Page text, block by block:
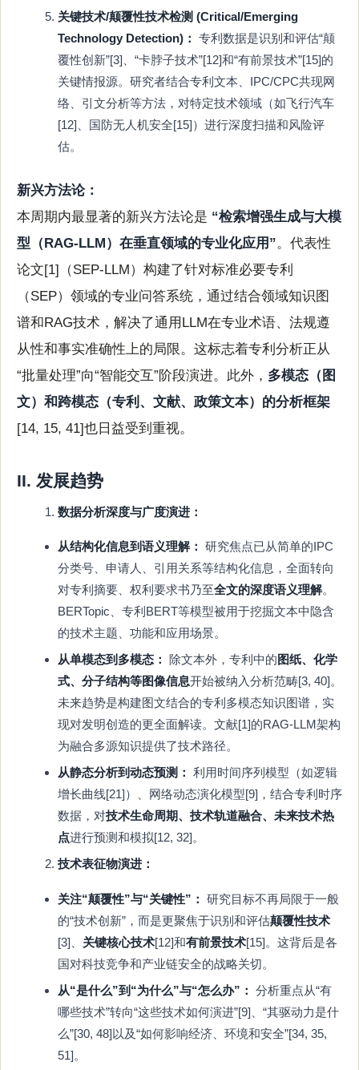
关键技术/颠覆性技术检测 (Critical/Emerging
Technology Detection)： 专利数据是识别和评估“颠
覆性创新”[3]、“卡脖子技术”[12]和“有前景技术”[15]的
关键情报源。研究者结合专利文本、IPC/CPC共现网
络、引文分析等方法，对特定技术领域（如飞行汽车
[12]、国防无人机安全[15]）进行深度扫描和风险评
估。
新兴方法论：
本周期内最显著的新兴方法论是 “检索增强生成与大模
型（RAG-LLM）在垂直领域的专业化应用”。代表性
论文[1]（SEP-LLM）构建了针对标准必要专利
（SEP）领域的专业问答系统，通过结合领域知识图
谱和RAG技术，解决了通用LLM在专业术语、法规遵
从性和事实准确性上的局限。这标志着专利分析正从
“批量处理”向“智能交互”阶段演进。此外， 多模态（图
文）和跨模态（专利、文献、政策文本）的分析框架
[14, 15, 41]也日益受到重视。
II. 发展趋势
数据分析深度与广度演进：
从结构化信息到语义理解： 研究焦点已从简单的IPC
分类号、申请人、引用关系等结构化信息，全面转向
对专利摘要、权利要求书乃至全文的深度语义理解。
BERTopic、专利BERT等模型被用于挖掘文本中隐含
的技术主题、功能和应用场景。
从单模态到多模态：
除文本外，专利中的图纸、化学
式、分子结构等图像信息开始被纳入分析范畴[3, 40]。
未来趋势是构建图文结合的专利多模态知识图谱，实
现对发明创造的更全面解读。文献[1]的RAG-LLM架构
为融合多源知识提供了技术路径。
从静态分析到动态预测： 利用时间序列模型（如逻辑
增长曲线[21]）、网络动态演化模型[9]，结合专利时序
数据，对技术生命周期、技术轨道融合、未来技术热
点进行预测和模拟[12, 32]。
技术表征物演进：
关注“颠覆性”与“关键性”： 研究目标不再局限于一般
的“技术创新”，而是更聚焦于识别和评估颠覆性技术
[3]、 关键核心技术[12]和有前景技术[15]。这背后是各
国对科技竞争和产业链安全的战略关切。
从“是什么”到“为什么”与“怎么办”： 分析重点从“有
哪些技术”转向“这些技术如何演进”[9]、“其驱动力是什
么”[30, 48]以及“如何影响经济、环境和安全”[34, 35,
51]。